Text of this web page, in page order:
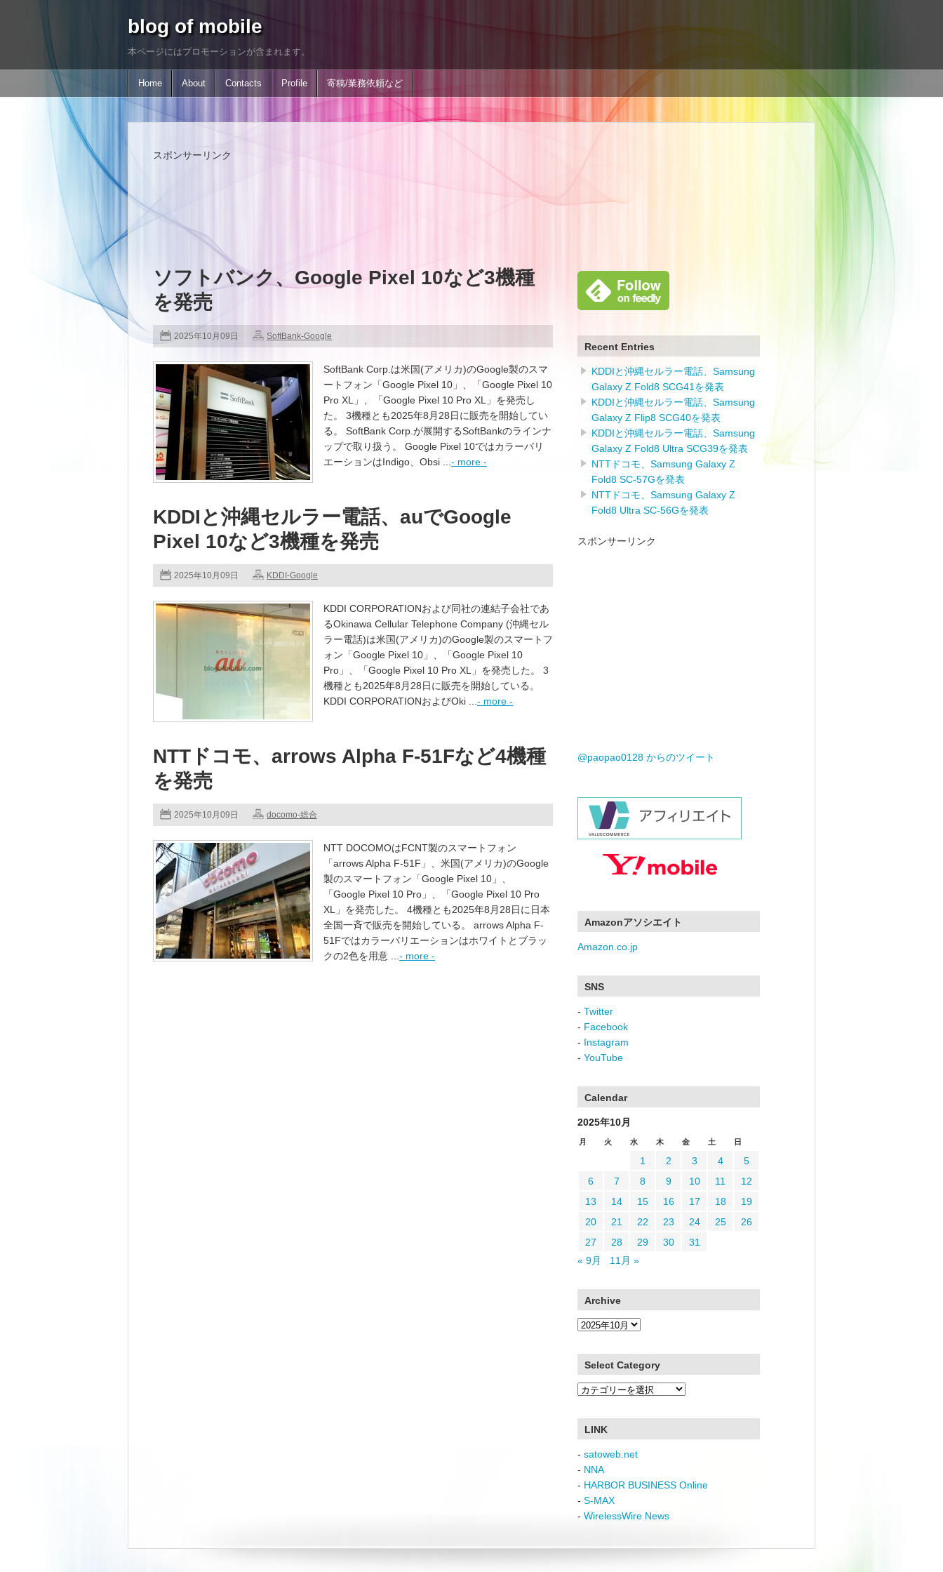
blog of mobile
本ページにはプロモーションが含まれます。
Home About Contacts Profile 寄稿/業務依頼など
スポンサーリンク
ソフトバンク、Google Pixel 10など3機種
を発売
2025年10月09日 SoftBank-Google
SoftBank Corp.は米国(アメリカ)のGoogle製のスマ
ートフォン「Google Pixel 10」、「Google Pixel 10
Pro XL」、「Google Pixel 10 Pro XL」を発売し
た。 3機種とも2025年8月28日に販売を開始してい
る。 SoftBank Corp.が展開するSoftBankのラインナ
ップで取り扱う。 Google Pixel 10ではカラーバリ
エーションはIndigo、Obsi ... - more -
KDDIと沖縄セルラー電話、auでGoogle
Pixel 10など3機種を発売
2025年10月09日 KDDI-Google
KDDI CORPORATIONおよび同社の連結子会社であ
るOkinawa Cellular Telephone Company (沖縄セル
ラー電話)は米国(アメリカ)のGoogle製のスマートフ
ォン「Google Pixel 10」、「Google Pixel 10
Pro」、「Google Pixel 10 Pro XL」を発売した。 3
機種とも2025年8月28日に販売を開始している。
KDDI CORPORATIONおよびOki ... - more -
NTTドコモ、arrows Alpha F-51Fなど4機種
を発売
2025年10月09日 docomo-総合
NTT DOCOMOはFCNT製のスマートフォン
「arrows Alpha F-51F」、米国(アメリカ)のGoogle
製のスマートフォン「Google Pixel 10」、
「Google Pixel 10 Pro」、「Google Pixel 10 Pro
XL」を発売した。 4機種とも2025年8月28日に日本
全国一斉で販売を開始している。 arrows Alpha F-
51Fではカラーバリエーションはホワイトとブラッ
クの2色を用意 ... - more -
Recent Entries
KDDIと沖縄セルラー電話、Samsung
Galaxy Z Fold8 SCG41を発表
KDDIと沖縄セルラー電話、Samsung
Galaxy Z Flip8 SCG40を発表
KDDIと沖縄セルラー電話、Samsung
Galaxy Z Fold8 Ultra SCG39を発表
NTTドコモ、Samsung Galaxy Z
Fold8 SC-57Gを発表
NTTドコモ、Samsung Galaxy Z
Fold8 Ultra SC-56Gを発表
スポンサーリンク
@paopao0128 からのツイート
Amazonアソシエイト
Amazon.co.jp
SNS
- Twitter
- Facebook
- Instagram
- YouTube
Calendar
2025年10月
月 火 水 木 金 土 日
1 2 3 4
5
6
7 8 9 10 11
12
13
14 15 16 17 18
19
20
21 22 23 24 25
26
27
28 29 30
31
« 9月
11月 »
Archive
Archive
Select Category
Select
LINK
- satoweb.net
- NNA
- HARBOR BUSINESS Online
- S-MAX
- WirelessWire News